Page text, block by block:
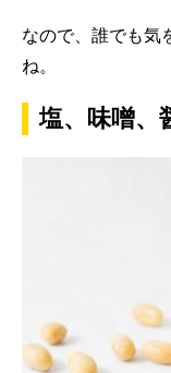
なので、誰でも気
ね。
塩、味噌、